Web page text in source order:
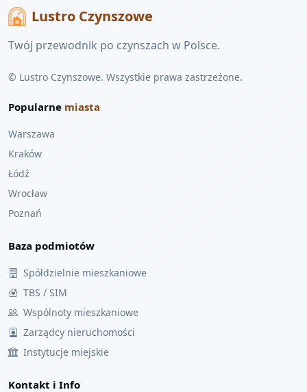
Lustro Czynszowe
Twój przewodnik po czynszach w Polsce.
© Lustro Czynszowe. Wszystkie prawa zastrzeżone.
Popularne miasta
Warszawa
Kraków
Łódź
Wrocław
Poznań
Baza podmiotów
Spółdzielnie mieszkaniowe
TBS / SIM
Wspólnoty mieszkaniowe
Zarządcy nieruchomości
Instytucje miejskie
Kontakt i Info